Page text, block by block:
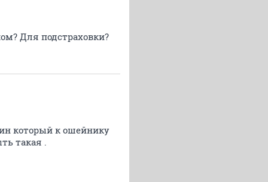
Для подстраховки?
который к ошейнику
такая .